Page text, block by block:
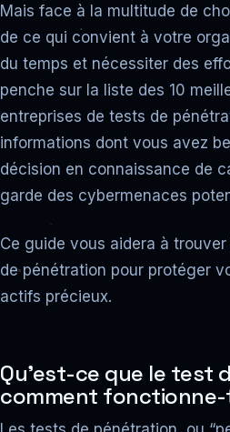
Mais face à la multitude de
de ce qui convient à votre
du temps et nécessiter des
penche sur la liste des 10
entreprises de tests de
informations dont vous avez
décision en connaissance de
garde des cybermenaces
Ce guide vous aidera à
de pénétration pour protéger
actifs précieux.
Qu’est-ce que le test
comment